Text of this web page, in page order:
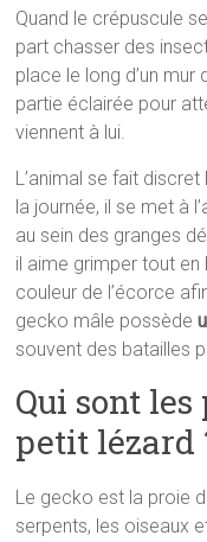
Quand le crépuscule
part chasser des
place le long d’un mur
partie éclairée pour
viennent à lui.
L’animal se fait
la journée, il se met à
au sein des granges
il aime grimper tout en
couleur de l’écorce
gecko mâle possède
souvent des batailles
Qui sont
petit lézard
Le gecko est la proie
serpents, les oiseaux